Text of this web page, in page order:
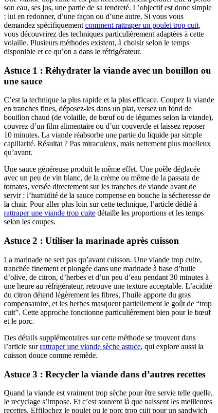
son eau, ses jus, une partie de sa tendreté. L’objectif est donc simple
: lui en redonner, d’une façon ou d’une autre. Si vous vous
demandez spécifiquement comment rattraper un poulet trop cuit,
vous découvrirez des techniques particulièrement adaptées à cette
volaille. Plusieurs méthodes existent, à choisir selon le temps
disponible et ce qu’on a dans le réfrigérateur.
Astuce 1 : Réhydrater la viande avec un bouillon ou
une sauce
C’est la technique la plus rapide et la plus efficace. Coupez la viande
en tranches fines, déposez-les dans un plat, versez un fond de
bouillon chaud (de volaille, de bœuf ou de légumes selon la viande),
couvrez d’un film alimentaire ou d’un couvercle et laissez reposer
10 minutes. La viande réabsorbe une partie du liquide par simple
capillarité. Résultat ? Pas miraculeux, mais nettement plus moelleux
qu’avant.
Une sauce généreuse produit le même effet. Une poêle déglacée
avec un peu de vin blanc, de la crème ou même de la passata de
tomates, versée directement sur les tranches de viande avant de
servir : l’humidité de la sauce compense en bouche la sécheresse de
la chair. Pour aller plus loin sur cette technique, l’article dédié à
rattraper une viande trop cuite détaille les proportions et les temps
selon les coupes.
Astuce 2 : Utiliser la marinade après cuisson
La marinade ne sert pas qu’avant cuisson. Une viande trop cuite,
tranchée finement et plongée dans une marinade à base d’huile
d’olive, de citron, d’herbes et d’un peu d’eau pendant 30 minutes à
une heure au réfrigérateur, retrouve une texture acceptable. L’acidité
du citron détend légèrement les fibres, l’huile apporte du gras
compensatoire, et les herbes masquent partiellement le goût de “trop
cuit”. Cette approche fonctionne particulièrement bien pour le bœuf
et le porc.
Des détails supplémentaires sur cette méthode se trouvent dans
l’article surrattraper une viande sèche astuce, qui explore aussi la
cuisson douce comme remède.
Astuce 3 : Recycler la viande dans d’autres recettes
Quand la viande est vraiment trop sèche pour être servie telle quelle,
le recyclage s’impose. Et c’est souvent là que naissent les meilleures
recettes. Effilochez le poulet ou le porc trop cuit pour un sandwich